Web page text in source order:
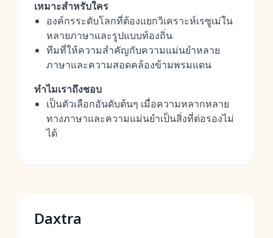
เหมาะสำหรับใคร
องค์กรระดับโลกที่ต้องแยกวิเคราะห์เรซูเม่ใน
หลายภาษาและรูปแบบท้องถิ่น
ทีมที่ให้ความสำคัญกับความแม่นยำหลาย
ภาษาและความสอดคล้องข้ามพรมแดน
ทำไมเราถึงชอบ
เป็นตัวเลือกอันดับต้นๆ เมื่อความหลากหลาย
ทางภาษาและความแม่นยำเป็นสิ่งที่ต่อรองไม่
ได้
Daxtra